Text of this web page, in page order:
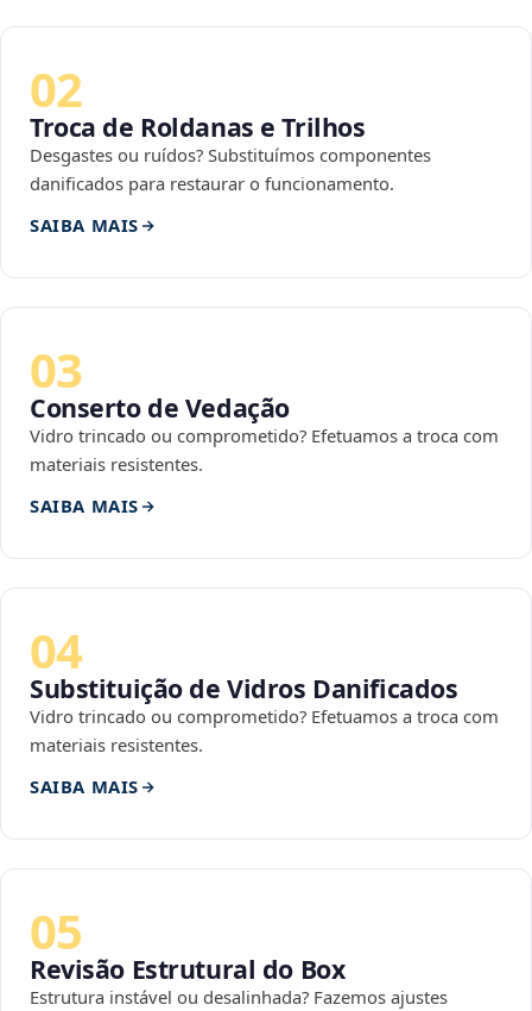
02
Troca de Roldanas e Trilhos
Desgastes ou ruídos? Substituímos componentes
danificados para restaurar o funcionamento.
SAIBA MAIS
03
Conserto de Vedação
Vidro trincado ou comprometido? Efetuamos a troca com
materiais resistentes.
SAIBA MAIS
04
Substituição de Vidros Danificados
Vidro trincado ou comprometido? Efetuamos a troca com
materiais resistentes.
SAIBA MAIS
05
Revisão Estrutural do Box
Estrutura instável ou desalinhada? Fazemos ajustes